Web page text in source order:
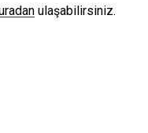
ulaşabilirsiniz.